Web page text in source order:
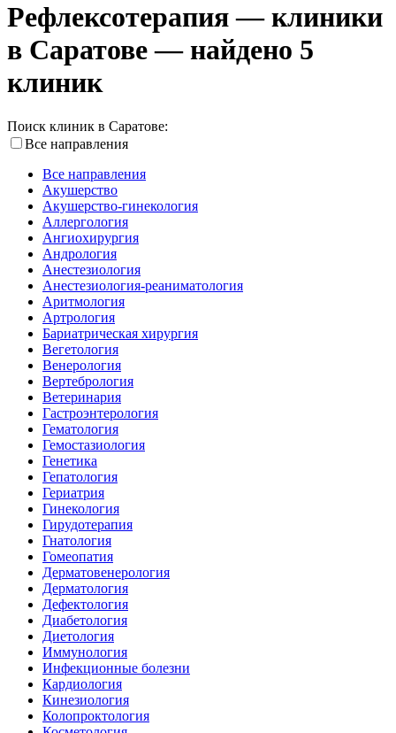
Рефлексотерапия — клиники
в Саратове — найдено 5
клиник
Поиск клиник в Саратове:
Все направления
Все направления
Акушерство
Акушерство-гинекология
Аллергология
Ангиохирургия
Андрология
Анестезиология
Анестезиология-реаниматология
Аритмология
Артрология
Бариатрическая хирургия
Вегетология
Венерология
Вертебрология
Ветеринария
Гастроэнтерология
Гематология
Гемостазиология
Генетика
Гепатология
Гериатрия
Гинекология
Гирудотерапия
Гнатология
Гомеопатия
Дерматовенерология
Дерматология
Дефектология
Диабетология
Диетология
Иммунология
Инфекционные болезни
Кардиология
Кинезиология
Колопроктология